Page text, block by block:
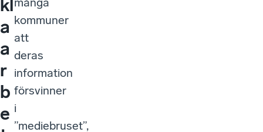
kl
a
a
r
b
e
kommuner
att
deras
information
försvinner
i
”mediebruset”,